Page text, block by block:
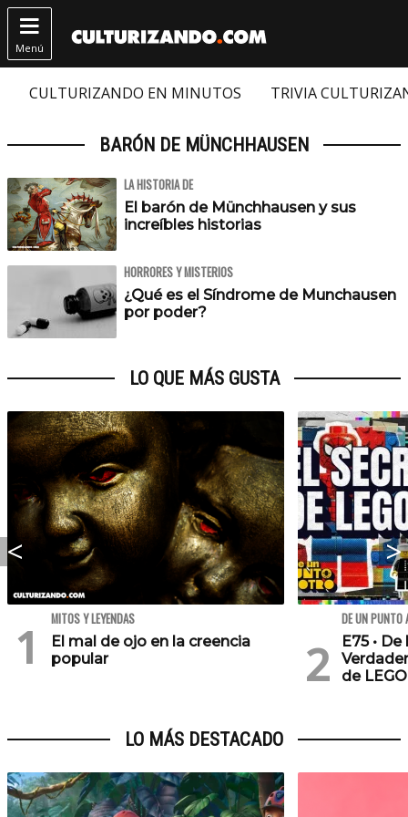

Menú
CULTURIZANDO EN MINUTOS TRIVIA
BARÓN DE MÜNCHHAUSEN
LA HISTORIA DE
El barón de Münchhausen y sus
increíbles historias
HORRORES Y MISTERIOS
¿Qué es el Síndrome de Munchausen
por poder?
LO QUE MÁS GUSTA
MITOS Y LEYENDAS
El mal de ojo en la creencia
popular
DE UN PUNTO
E75 •
de
LO MÁS DESTACADO